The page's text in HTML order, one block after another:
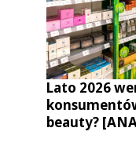
Lato 2026
beauty?